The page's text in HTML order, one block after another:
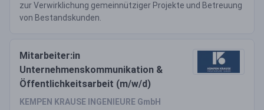
zur Verwirklichung gemeinnütziger Projekte und Betreuung
von Bestandskunden.
Mitarbeiter:in
Unternehmenskommunikation &
Öffentlichkeitsarbeit (m/w/d)
KEMPEN KRAUSE INGENIEURE GmbH